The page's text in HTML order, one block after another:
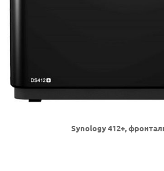
Synology 412+,